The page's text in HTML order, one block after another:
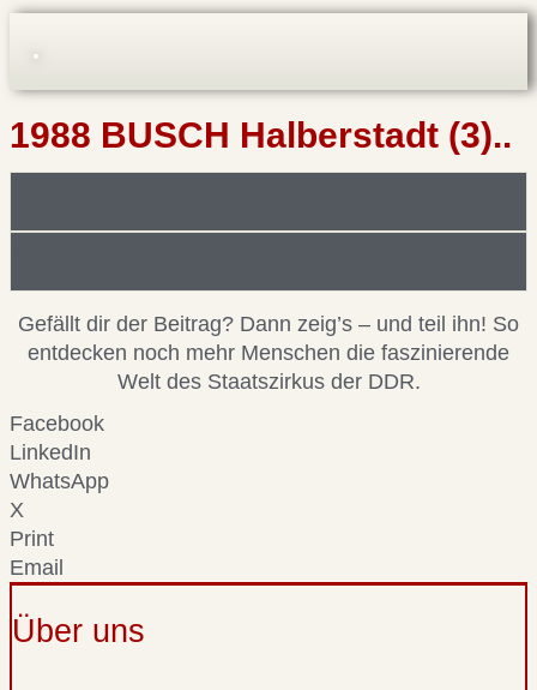
1988 BUSCH Halberstadt (3)..
Gefällt dir der Beitrag? Dann zeig’s – und teil ihn! So
entdecken noch mehr Menschen die faszinierende
Welt des Staatszirkus der DDR.
Facebook
LinkedIn
WhatsApp
X
Print
Email
Über uns